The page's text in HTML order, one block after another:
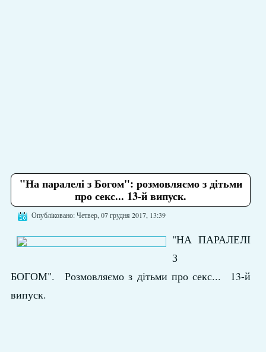
"На паралелі з Богом": розмовляємо з дітьми
про секс... 13-й випуск.
Опубліковано: Четвер, 07 грудня 2017, 13:39
"НА ПАРАЛЕЛІ
З
БОГОМ". Розмовляємо з дітьми про секс... 13-й
випуск.